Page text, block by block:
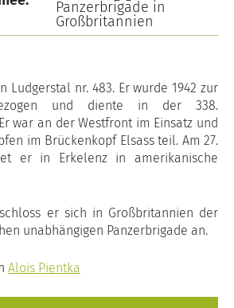
Panzerbrigade in
Großbritannien
Ludgerstal nr. 483. Er wurde 1942 zur
und diente in der 338.
war an der Westfront im Einsatz und
im Brückenkopf Elsass teil. Am 27.
er in Erkelenz in amerikanische
er sich in Großbritannien der
unabhängigen Panzerbrigade an.
Alois Pientka